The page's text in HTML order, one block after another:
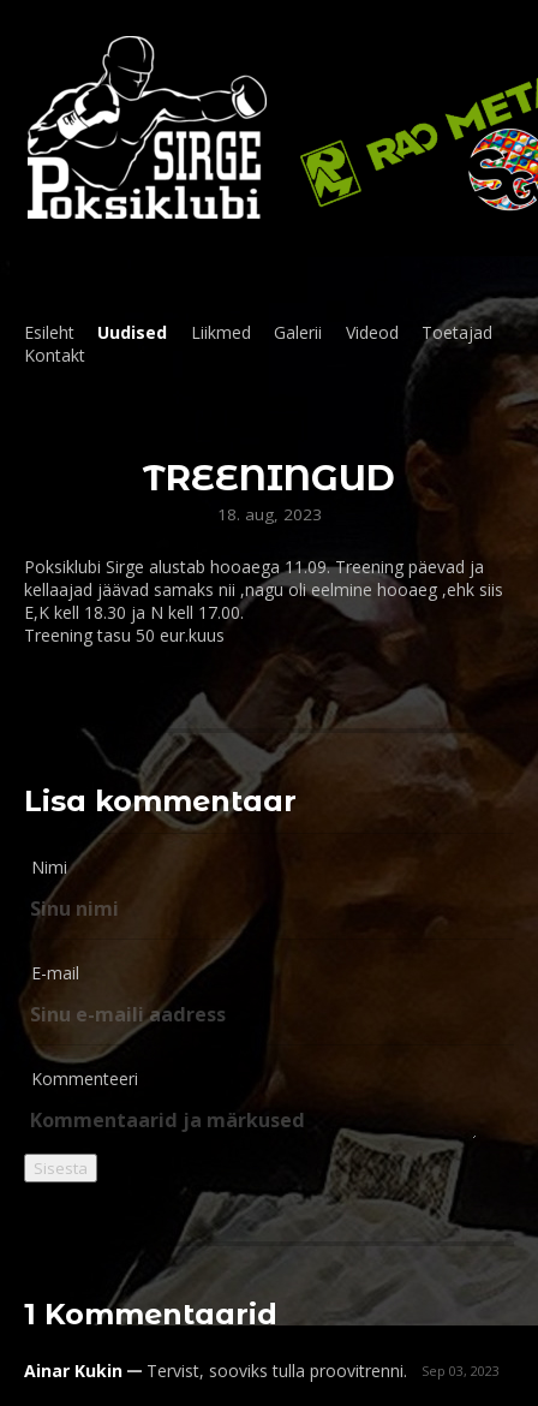
Esileht Uudised Liikmed Galerii Videod
Toetajad
Kontakt
TREENINGUD
18. aug, 2023
Poksiklubi Sirge alustab hooaega 11.09. Treening päevad ja
kellaajad jäävad samaks nii ,nagu oli eelmine hooaeg ,ehk siis
E,K kell 18.30 ja N kell 17.00.
Treening tasu 50 eur.kuus
Lisa kommentaar
Nimi
E-mail
Kommenteeri
1 Kommentaarid
Ainar Kukin Tervist, sooviks tulla proovitrenni. Sep 03, 2023